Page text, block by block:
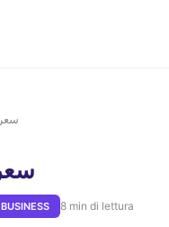
BUSINESS 8 min di lettura